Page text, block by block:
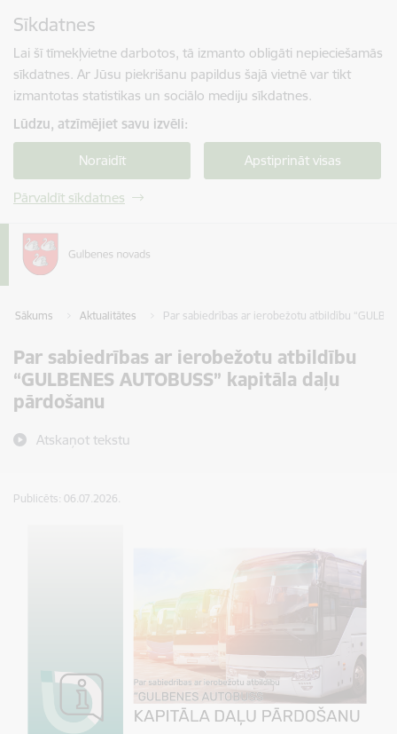
Sīkdatnes
Lai šī tīmekļvietne darbotos, tā izmanto obligāti nepieciešamās
sīkdatnes. Ar Jūsu piekrišanu papildus šajā vietnē var tikt
izmantotas statistikas un sociālo mediju sīkdatnes.
Lūdzu, atzīmējiet savu izvēli:
Noraidīt Apstiprināt visas
Pārvaldīt sīkdatnes
Sākums Aktualitātes Par sabiedrības ar ierobežotu atbildību
Par sabiedrības ar ierobežotu atbildību
“GULBENES AUTOBUSS” kapitāla daļu
pārdošanu
Atskaņot tekstu
Publicēts: 06.07.2026.